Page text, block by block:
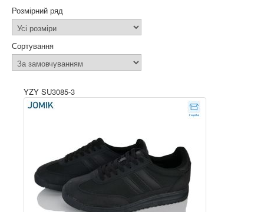
Розмірний ряд
Сортування
YZY SU3085-3